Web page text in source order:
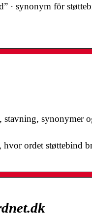
· synonym för
synonymer
ordet støttebind